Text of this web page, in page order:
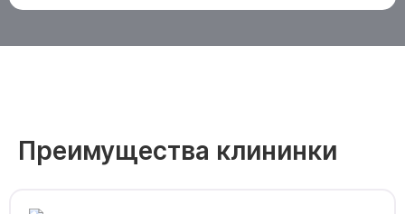
Преимущества клининки